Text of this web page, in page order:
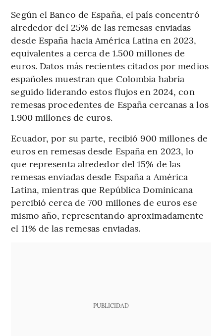
Según el Banco de España, el país concentró
alrededor del 25% de las remesas enviadas
desde España hacia América Latina en 2023,
equivalentes a cerca de 1.500 millones de
euros. Datos más recientes citados por medios
españoles muestran que Colombia habría
seguido liderando estos flujos en 2024, con
remesas procedentes de España cercanas a los
1.900 millones de euros.
Ecuador, por su parte, recibió 900 millones de
euros en remesas desde España en 2023, lo
que representa alrededor del 15% de las
remesas enviadas desde España a América
Latina, mientras que República Dominicana
percibió cerca de 700 millones de euros ese
mismo año, representando aproximadamente
el 11% de las remesas enviadas.
PUBLICIDAD